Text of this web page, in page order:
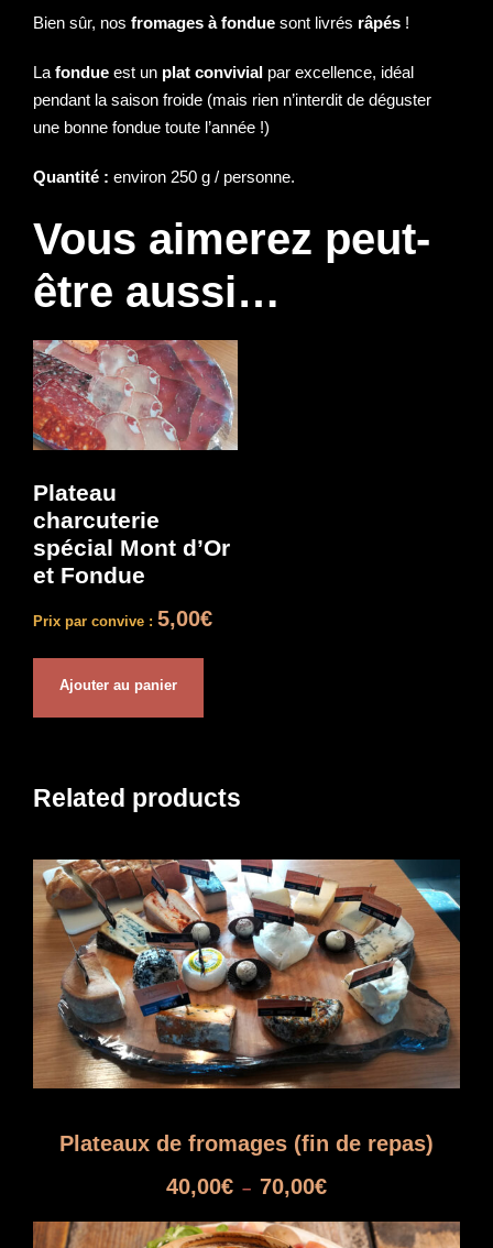
v
a
d
Bien sûr, nos fromages à fondue sont livrés râpés !
La fondue est un plat convivial par excellence, idéal
pendant la saison froide (mais rien n’interdit de déguster
une bonne fondue toute l’année !)
Quantité : environ 250 g / personne.
Vous aimerez peut-
être aussi…
Plateau
charcuterie
spécial Mont d’Or
et Fondue
Prix par convive : 5,00€
Ajouter au panier
Related products
Plateaux de fromages (fin de repas)
40,00€ – 70,00€P
a